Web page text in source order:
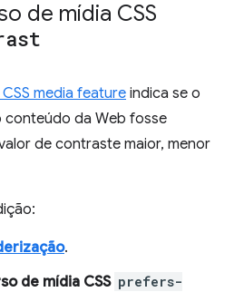
de mídia CSS
CSS media feature indica se o
conteúdo da Web fosse
de contraste maior, menor
.
de mídia CSS prefers-